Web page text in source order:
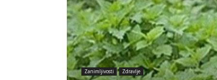
Zanimljivosti Zdravlje